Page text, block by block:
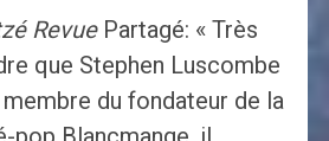
RevuePartagé: « Très
que Stephen Luscombe
du fondateur de la